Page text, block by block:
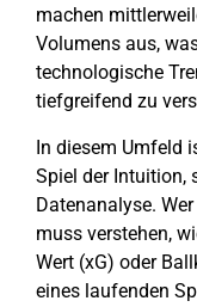
machen
Volumens aus,
technologische
tiefgreifend zu
In diesem Umfeld
Spiel der Intuition,
Datenanalyse.
muss verstehen,
Wert (xG) oder
eines laufenden